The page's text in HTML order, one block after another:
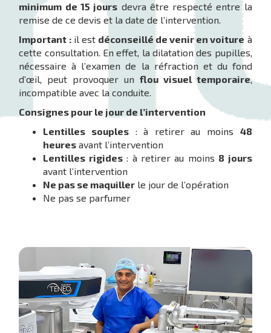
minimum de 15 jours devra être respecté entre la
remise de ce devis et la date de l’intervention.
Important :il est déconseillé de venir en voiture à
cette consultation. En effet, la dilatation des pupilles,
nécessaire à l’examen de la réfraction et du fond
d’œil, peut provoquer un flou visuel temporaire,
incompatible avec la conduite.
Consignes pour le jour de l’intervention
Lentilles souples : à retirer au moins 48
heures avant l’intervention
Lentilles rigides: à retirer au moins 8 jours
avant l’intervention
Ne pas se maquiller le jour de l’opération
Ne pas se parfumer